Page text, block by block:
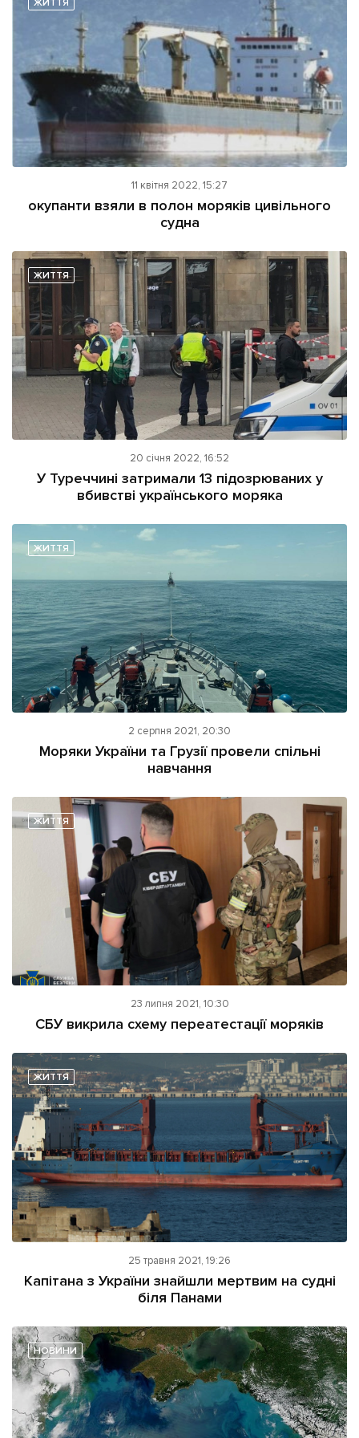
Підтримати dyvys.info
ЖИТТЯ
11 квітня 2022, 15:27
окупанти взяли в полон моряків цивільного
судна
ЖИТТЯ
20 січня 2022, 16:52
У Туреччині затримали 13 підозрюваних у
вбивстві українського моряка
ЖИТТЯ
2 серпня 2021, 20:30
Моряки України та Грузії провели спільні
навчання
ЖИТТЯ
23 липня 2021, 10:30
СБУ викрила схему переатестації моряків
ЖИТТЯ
25 травня 2021, 19:26
Капітана з України знайшли мертвим на судні
біля Панами
НОВИНИ